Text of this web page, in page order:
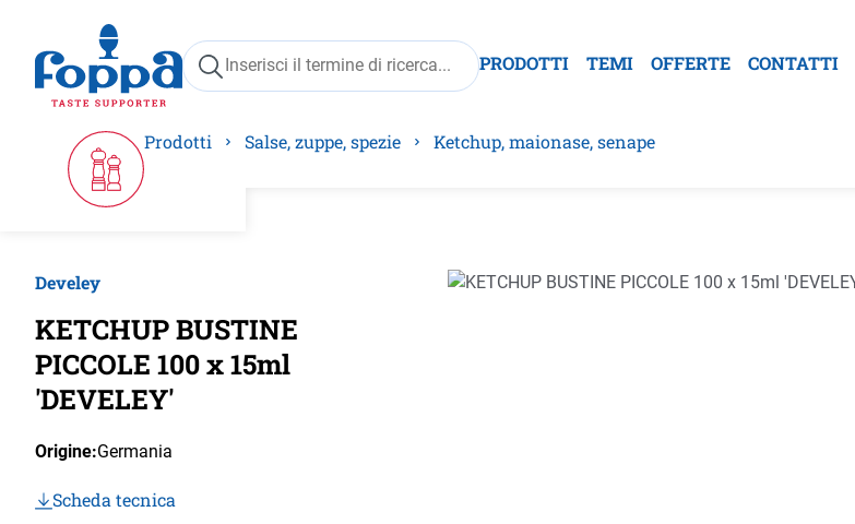
Passa alla navigazione principale
PRODOTTI TEMI OFFERTE CONTATTI
Prodotti Salse, zuppe, spezie Ketchup, maionase, senape
Develey
KETCHUP BUSTINE
PICCOLE 100 x 15ml
'DEVELEY'
Origine:Germania
Scheda tecnica
Salta la galleria di immagini